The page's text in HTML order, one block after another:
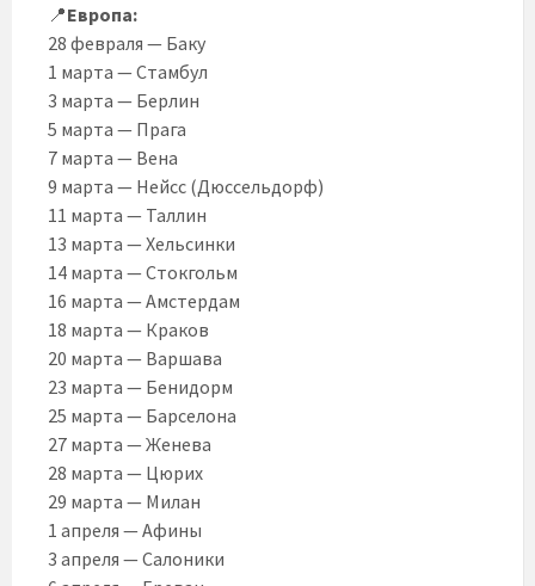
📍Европа:
28 февраля — Баку
1 марта — Стамбул
3 марта — Берлин
5 марта — Прага
7 марта — Вена
9 марта — Нейсс (Дюссельдорф)
11 марта — Таллин
13 марта — Хельсинки
14 марта — Стокгольм
16 марта — Амстердам
18 марта — Краков
20 марта — Варшава
23 марта — Бенидорм
25 марта — Барселона
27 марта — Женева
28 марта — Цюрих
29 марта — Милан
1 апреля — Афины
3 апреля — Салоники